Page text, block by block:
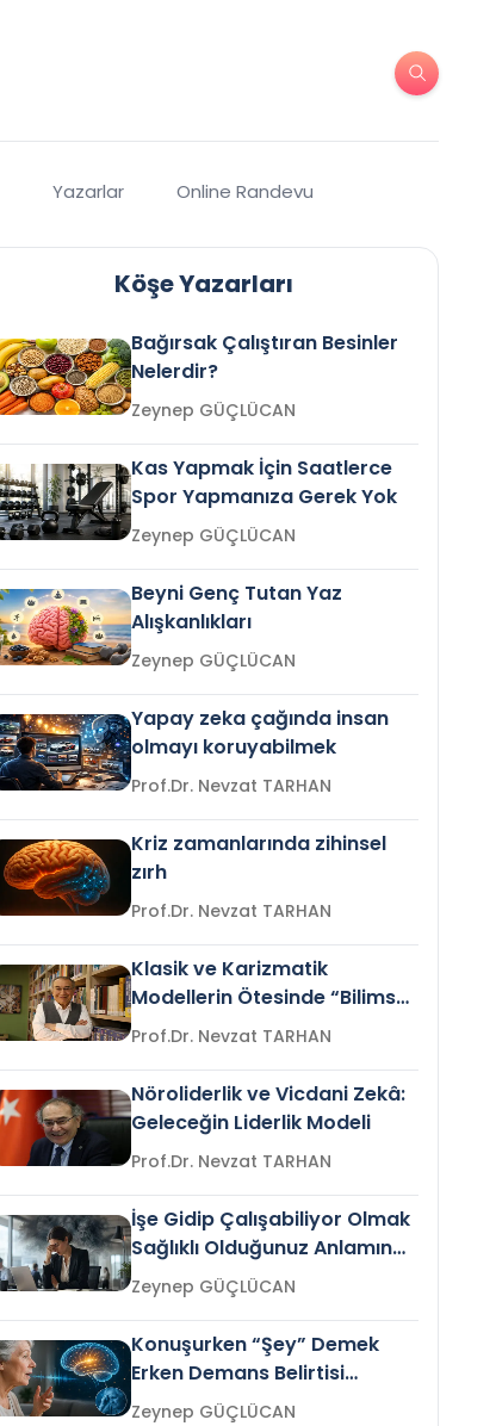
Yazarlar Online Randevu
Köşe Yazarları
Bağırsak Çalıştıran Besinler
Nelerdir?
Zeynep GÜÇLÜCAN
Kas Yapmak İçin Saatlerce
Spor Yapmanıza Gerek Yok
Zeynep GÜÇLÜCAN
Beyni Genç Tutan Yaz
Alışkanlıkları
Zeynep GÜÇLÜCAN
Yapay zeka çağında insan
olmayı koruyabilmek
Prof.Dr. Nevzat TARHAN
Kriz zamanlarında zihinsel
zırh
Prof.Dr. Nevzat TARHAN
Klasik ve Karizmatik
Modellerin Ötesinde “Bilimsel
Liderlik”
Prof.Dr. Nevzat TARHAN
Nöroliderlik ve Vicdani Zekâ:
Geleceğin Liderlik Modeli
Prof.Dr. Nevzat TARHAN
İşe Gidip Çalışabiliyor Olmak
Sağlıklı Olduğunuz Anlamına
Gelir mi?Zeynep GÜÇLÜCAN
Konuşurken “Şey” Demek
Erken Demans Belirtisi
Olabilir mi?Zeynep GÜÇLÜCAN